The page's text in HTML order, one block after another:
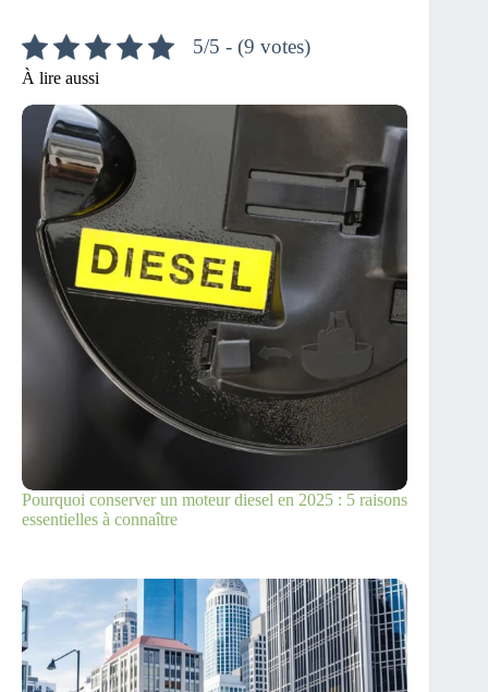
5/5 - (9 votes)
À lire aussi
Pourquoi conserver un moteur diesel en 2025 : 5 raisons
essentielles à connaître